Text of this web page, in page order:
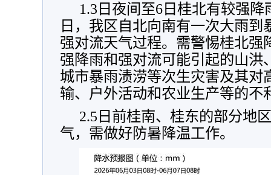
1.3日夜间至6日桂北有较强
日，我区自北向南有一次大雨
强对流天气过程。需警惕桂北强
强降雨和强对流可能引起的山洪
城市暴雨渍涝等次生灾害及其对
输、户外活动和农业生产等的不
2.5日前桂南、桂东的部分地
气，需做好防暑降温工作。